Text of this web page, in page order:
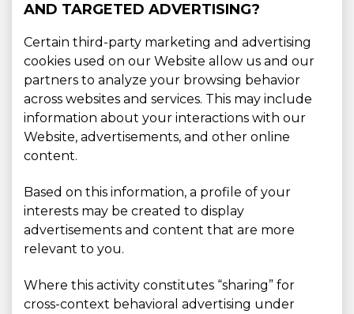
AND TARGETED ADVERTISING?
Certain third-party marketing and advertising
cookies used on our Website allow us and our
partners to analyze your browsing behavior
across websites and services. This may include
information about your interactions with our
Website, advertisements, and other online
content.
Based on this information, a profile of your
interests may be created to display
advertisements and content that are more
relevant to you.
Where this activity constitutes “sharing” for
cross-context behavioral advertising under